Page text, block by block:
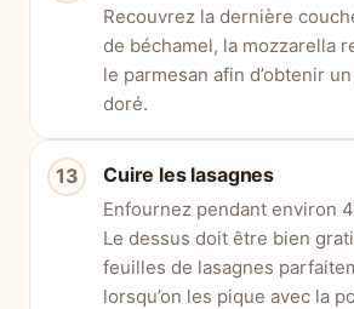
Recouvrez la dernière
de béchamel, la mozzarella
le parmesan afin d’obtenir
doré.
Cuire les lasagnes
Enfournez pendant environ
Le dessus doit être bien
feuilles de lasagnes
lorsqu’on les pique avec la